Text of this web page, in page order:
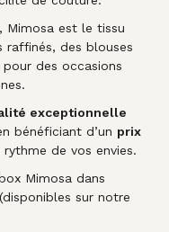
Mimosa est le tissu
raffinés, des blouses
des occasions
exceptionnelle
bénéficiant d’un prix
de vos envies.
Mimosa dans
(disponibles sur notre